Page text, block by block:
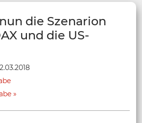
die Szenarion
und die US-